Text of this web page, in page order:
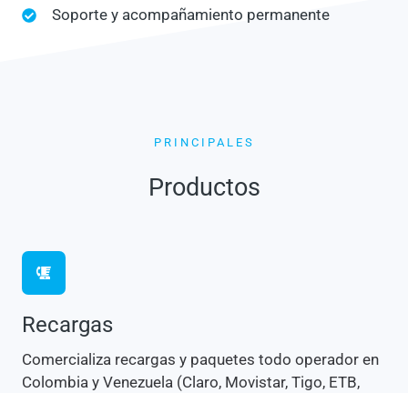
Soporte y acompañamiento permanente
PRINCIPALES
Productos
Recargas
Comercializa recargas y paquetes todo operador en
Colombia y Venezuela (Claro, Movistar, Tigo, ETB,